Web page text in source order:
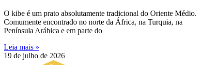
O kibe é um prato absolutamente tradicional do Oriente Médio.
Comumente encontrado no norte da África, na Turquia, na
Península Arábica e em parte do
Leia mais »
19 de julho de 2026